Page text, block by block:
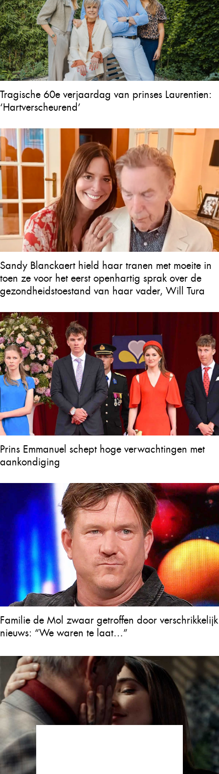
Tragische 60e verjaardag van prinses Laurentien:
‘Hartverscheurend’
Sandy Blanckaert hield haar tranen met moeite in
toen ze voor het eerst openhartig sprak over de
gezondheidstoestand van haar vader, Will Tura
Prins Emmanuel schept hoge verwachtingen met
aankondiging
Familie de Mol zwaar getroffen door verschrikkelijk
nieuws: “We waren te laat…”